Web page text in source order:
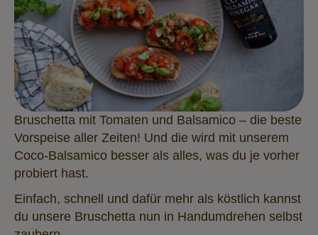
Bruschetta mit Tomaten und Balsamico – die beste
Vorspeise aller Zeiten! Und die wird mit unserem
Coco-Balsamico besser als alles, was du je vorher
probiert hast.
Einfach, schnell und dafür mehr als köstlich kannst
du unsere Bruschetta nun in Handumdrehen selbst